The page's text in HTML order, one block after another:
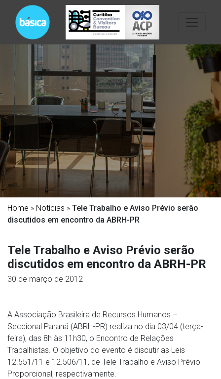
Home » Notícias » Tele Trabalho e Aviso Prévio serão
discutidos em encontro da ABRH-PR
Tele Trabalho e Aviso Prévio serão
discutidos em encontro da ABRH-PR
30 de março de 2012
A Associação Brasileira de Recursos Humanos –
Seccional Paraná (ABRH-PR) realiza no dia 03/04 (terça-
feira), das 8h às 11h30, o Encontro de Relações
Trabalhistas. O objetivo do evento é discutir as Leis
12.551/11 e 12.506/11, de Tele Trabalho e Aviso Prévio
Proporcional, respectivamente.